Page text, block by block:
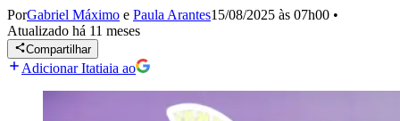
PorGabriel Máximo e Paula Arantes15/08/2025 às 07h00 •
Atualizado há 11 meses
Compartilhar
Adicionar Itatiaia ao